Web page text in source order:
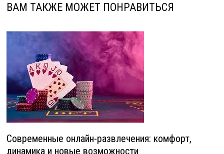
ВАМ ТАКЖЕ МОЖЕТ ПОНРАВИТЬСЯ
Современные онлайн-развлечения: комфорт,
динамика и новые возможности